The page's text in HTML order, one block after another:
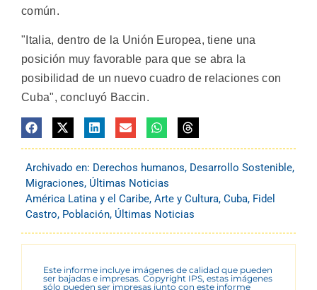
común.
"Italia, dentro de la Unión Europea, tiene una
posición muy favorable para que se abra la
posibilidad de un nuevo cuadro de relaciones con
Cuba", concluyó Baccin.
Archivado en: Derechos humanos, Desarrollo Sostenible,
Migraciones, Últimas Noticias
América Latina y el Caribe, Arte y Cultura, Cuba, Fidel
Castro, Población, Últimas Noticias
Este informe incluye imágenes de calidad que pueden
ser bajadas e impresas. Copyright IPS, estas imágenes
sólo pueden ser impresas junto con este informe